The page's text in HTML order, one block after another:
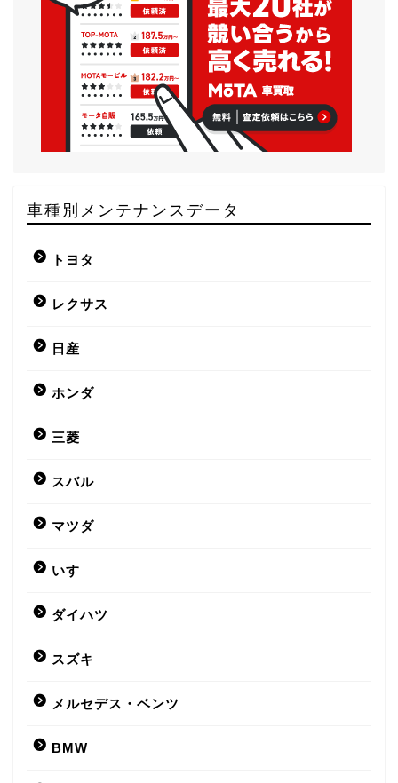
車種別メンテナンスデータ
トヨタ
レクサス
日産
ホンダ
三菱
スバル
マツダ
いすゞ
ダイハツ
スズキ
メルセデス・ベンツ
BMW